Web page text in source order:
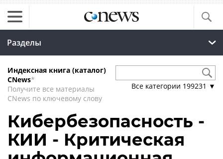
Разделы
Индексная книга (каталог)
CNews*
Получите все материалы
CNews по ключевому слову
Все категории 199231 ▼
Кибербезопасность -
КИИ - Критическая